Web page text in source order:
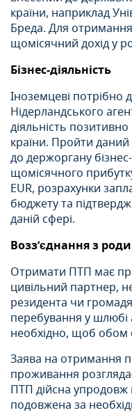
країни, наприклад
Бреда. Для
щомісячний дохід у
Бізнес-діяльність
Іноземцеві потрібно
Нідерландського
діяльність
країни. Пройти
до держоргану
щомісячного
EUR, розрахунки
бюджету та
даній сфері.
Возз’єднання з
Отримати ПТП має
цивільний партнер,
резидента чи
перебування у шлюбі
необхідно, щоб обом
Заява на отримання
проживання
ПТП дійсна упродовж
подовжена за